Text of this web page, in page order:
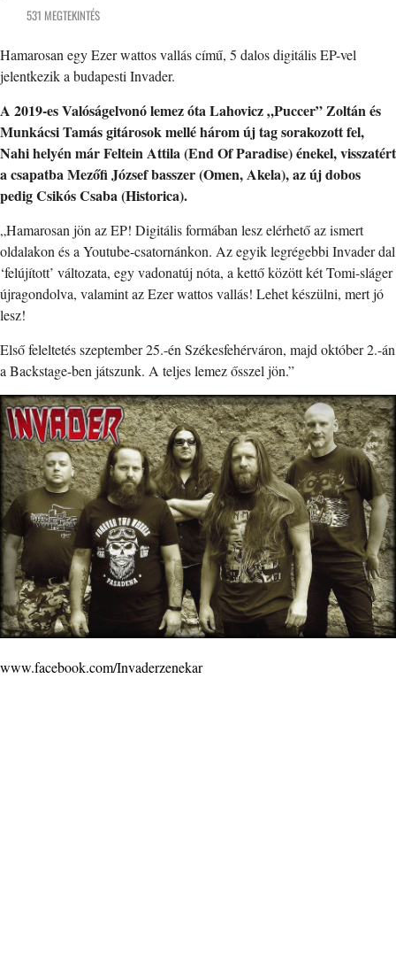
531 MEGTEKINTÉS
Hamarosan egy Ezer wattos vallás című, 5 dalos digitális EP-vel
jelentkezik a budapesti Invader.
A 2019-es Valóságelvonó lemez óta Lahovicz „Puccer” Zoltán és
Munkácsi Tamás gitárosok mellé három új tag sorakozott fel,
Nahi helyén már Feltein Attila (End Of Paradise) énekel, visszatért
a csapatba Mezőfi József basszer (Omen, Akela), az új dobos
pedig Csikós Csaba (Historica).
„Hamarosan jön az EP! Digitális formában lesz elérhető az ismert
oldalakon és a Youtube-csatornánkon. Az egyik legrégebbi Invader dal
‘felújított’ változata, egy vadonatúj nóta, a kettő között két Tomi-sláger
újragondolva, valamint az Ezer wattos vallás! Lehet készülni, mert jó
lesz!
Első feleltetés szeptember 25.-én Székesfehérváron, majd október 2.-án
a Backstage-ben játszunk. A teljes lemez ősszel jön.”
www.facebook.com/Invaderzenekar